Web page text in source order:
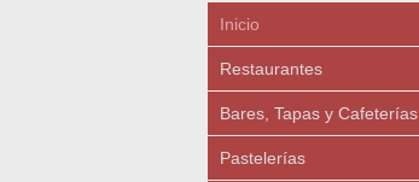
Inicio
Restaurantes
Bares, Tapas y Cafeterías
Pastelerías